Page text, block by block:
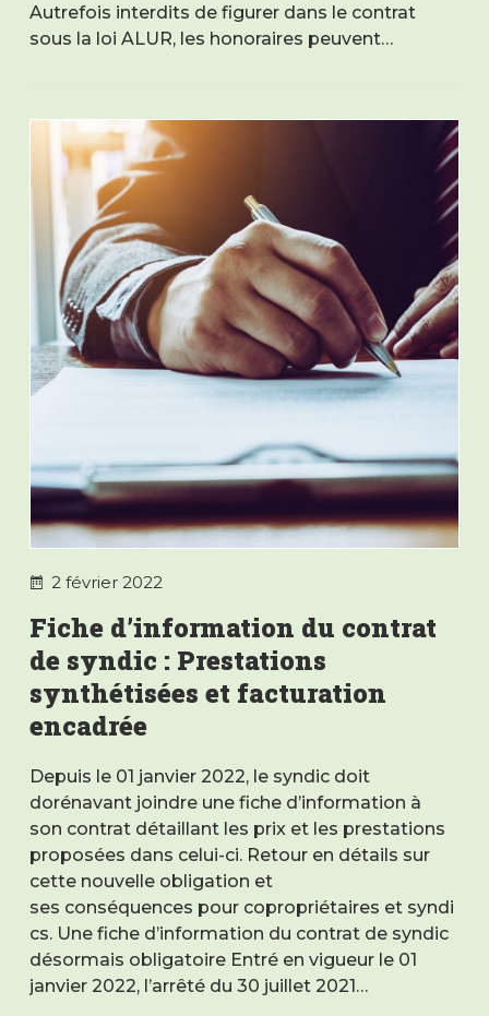
Autrefois interdits de figurer dans le contrat
sous la loi ALUR, les honoraires peuvent…
2 février 2022
Fiche d’information du contrat
de syndic : Prestations
synthétisées et facturation
encadrée
Depuis le 01 janvier 2022, le syndic doit
dorénavant joindre une fiche d’information à
son contrat détaillant les prix et les prestations
proposées dans celui-ci. Retour en détails sur
cette nouvelle obligation et
ses conséquences pour copropriétaires et syndi
cs. Une fiche d’information du contrat de syndic
désormais obligatoire Entré en vigueur le 01
janvier 2022, l’arrêté du 30 juillet 2021…